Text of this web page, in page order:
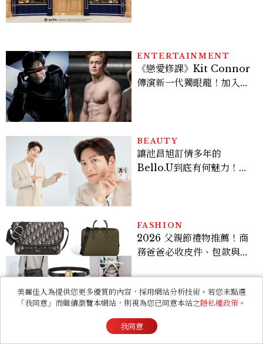
ENTERTAINMENT
《戀愛修課》Kit Connor
傳演新一代獨眼龍！加入新
BEAUTY
讓池昌旭訂情多年的
Bello.U到底有何魅力！揭
倦感，超神！
FASHION
2026 父親節禮物推薦！商
務爸爸必收皮件、包款與鞋
颱風假發布規定是什麼？停
班停課查詢及標準？颱風假
美麗佳人為提供您更多優質的內容，採用網站分析技術。若您未點選
「我同意」而繼續瀏覽本網站，則視為您已同意本站之隱私權政策 。
我同意